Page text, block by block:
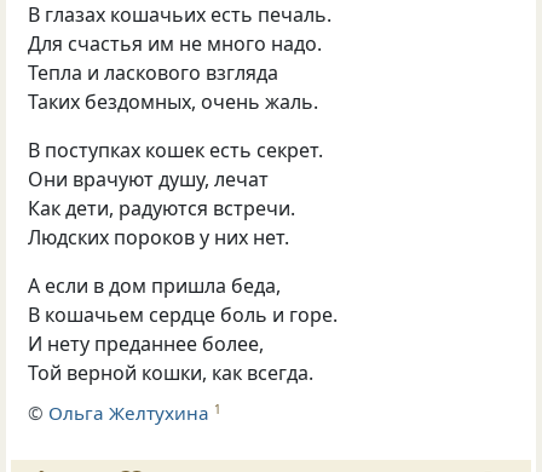
В глазах кошачьих есть печаль.
Для счастья им не много надо.
Тепла и ласкового взгляда
Таких бездомных, очень жаль.
В поступках кошек есть секрет.
Они врачуют душу, лечат
Как дети, радуются встречи.
Людских пороков у них нет.
А если в дом пришла беда,
В кошачьем сердце боль и горе.
И нету преданнее более,
Той верной кошки, как всегда.
© Ольга Желтухина 1